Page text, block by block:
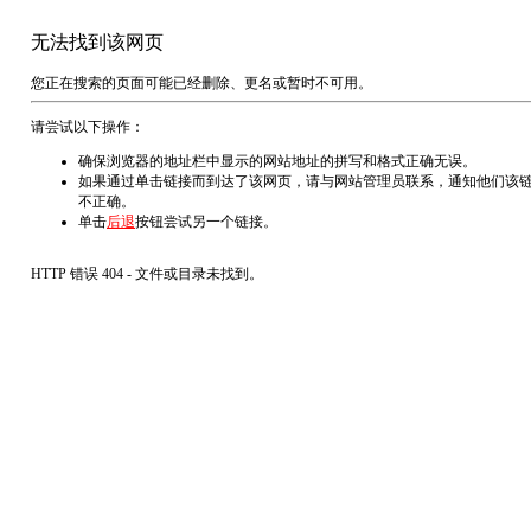
无法找到该网页
您正在搜索的页面可能已经删除、更名或暂时不可用。
请尝试以下操作：
确保浏览器的地址栏中显示的网站地址的拼写和格式正确无误。
如果通过单击链接而到达了该网页，请与网站管理员联系，通知他们该
不正确。
单击后退按钮尝试另一个链接。
HTTP 错误 404 - 文件或目录未找到。